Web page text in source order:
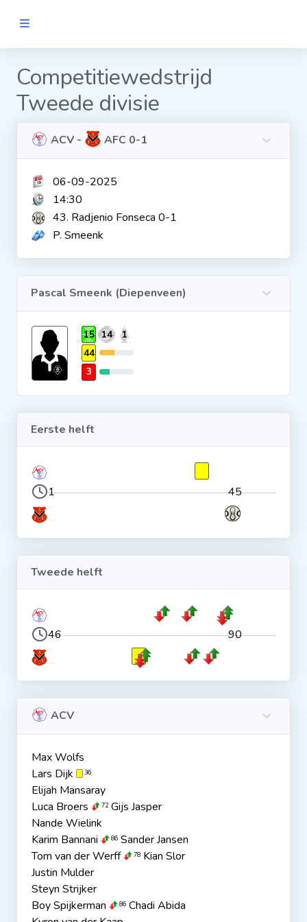
Clubs
Wedstrijden
Statistieken
Voetbalpiramide
VROUWEN
Clubs
Wedstrijden
Overige links
Competitiewedstrijd
Tweede divisie
ACV - AFC 0-1
06-09-2025
14:30
43. Radjenio Fonseca 0-1
P. Smeenk
Pascal Smeenk (Diepenveen)
15 14
1
44
3
Eerste helft
1 45
Tweede helft
46 90
ACV
Max Wolfs
Lars Dijk
36
Elijah Mansaray
Luca Broers
72 Gijs Jasper
Nande Wielink
Karim Bannani
86 Sander Jansen
Tom van der Werff
78 Kian Slor
Justin Mulder
Steyn Strijker
Boy Spijkerman
86 Chadi Abida